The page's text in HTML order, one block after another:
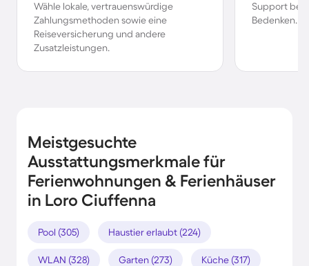
Wähle lokale, vertrauenswürdige
Zahlungsmethoden sowie eine
Reiseversicherung und andere
Zusatzleistungen.
Support bei
Bedenken.
Meistgesuchte
Ausstattungsmerkmale für
Ferienwohnungen & Ferienhäuser
in Loro Ciuffenna
Pool (305) Haustier erlaubt (224)
WLAN (328) Garten (273) Küche (317)